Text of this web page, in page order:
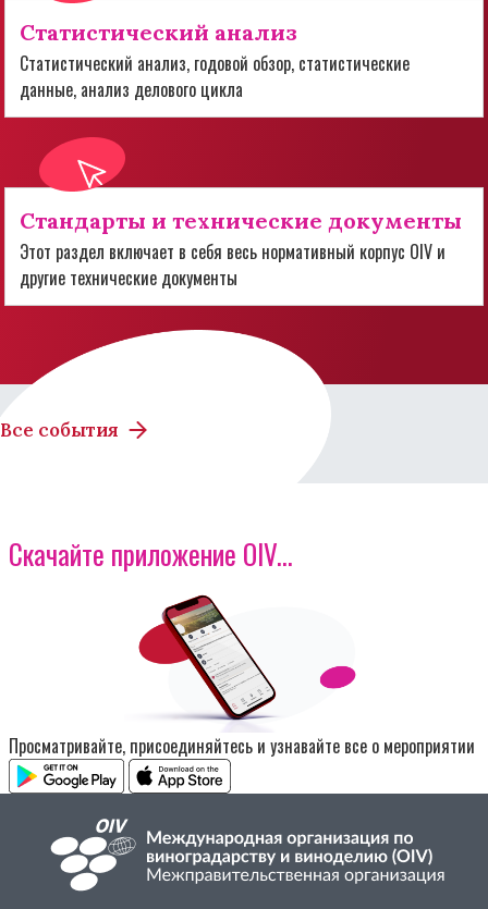
Статистический анализ
Статистический анализ, годовой обзор, статистические
данные, анализ делового цикла
Стандарты и технические документы
Этот раздел включает в себя весь нормативный корпус OIV и
другие технические документы
Все события
Скачайте приложение OIV...
Изображение
Просматривайте, присоединяйтесь и узнавайте все о мероприятии